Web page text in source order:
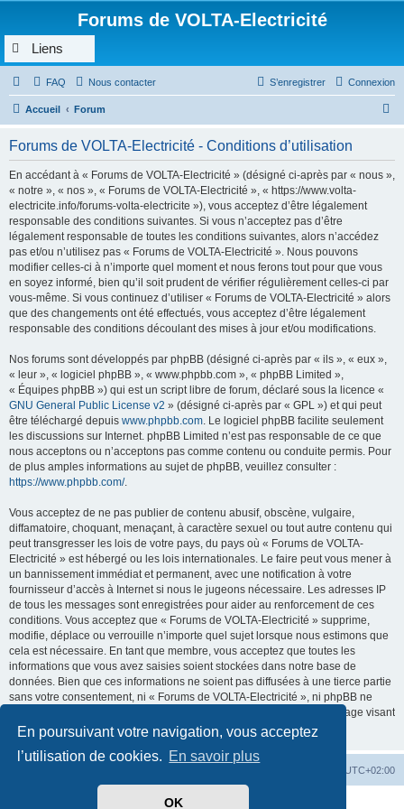
En poursuivant votre navigation, vous acceptez
l’utilisation de cookies. En savoir plus
OK
Forums de VOLTA-Electricité
Liens
FAQ Nous contacter Connexion
S’enregistrer
Accueil Forum
Forums de VOLTA-Electricité - Conditions d’utilisation
En accédant à « Forums de VOLTA-Electricité » (désigné ci-après par « nous »,
« notre », « nos », « Forums de VOLTA-Electricité », « https://www.volta-
electricite.info/forums-volta-electricite »), vous acceptez d’être légalement
responsable des conditions suivantes. Si vous n’acceptez pas d’être
légalement responsable de toutes les conditions suivantes, alors n’accédez
pas et/ou n’utilisez pas « Forums de VOLTA-Electricité ». Nous pouvons
modifier celles-ci à n’importe quel moment et nous ferons tout pour que vous
en soyez informé, bien qu’il soit prudent de vérifier régulièrement celles-ci par
vous-même. Si vous continuez d’utiliser « Forums de VOLTA-Electricité » alors
que des changements ont été effectués, vous acceptez d’être légalement
responsable des conditions découlant des mises à jour et/ou modifications.
Nos forums sont développés par phpBB (désigné ci-après par « ils », « eux »,
« leur », « logiciel phpBB », « www.phpbb.com », « phpBB Limited »,
« Équipes phpBB ») qui est un script libre de forum, déclaré sous la licence «
GNU General Public License v2 » (désigné ci-après par « GPL ») et qui peut
être téléchargé depuis www.phpbb.com. Le logiciel phpBB facilite seulement
les discussions sur Internet. phpBB Limited n’est pas responsable de ce que
nous acceptons ou n’acceptons pas comme contenu ou conduite permis. Pour
de plus amples informations au sujet de phpBB, veuillez consulter :
https://www.phpbb.com/.
Vous acceptez de ne pas publier de contenu abusif, obscène, vulgaire,
diffamatoire, choquant, menaçant, à caractère sexuel ou tout autre contenu qui
peut transgresser les lois de votre pays, du pays où « Forums de VOLTA-
Electricité » est hébergé ou les lois internationales. Le faire peut vous mener à
un bannissement immédiat et permanent, avec une notification à votre
fournisseur d’accès à Internet si nous le jugeons nécessaire. Les adresses IP
de tous les messages sont enregistrées pour aider au renforcement de ces
conditions. Vous acceptez que « Forums de VOLTA-Electricité » supprime,
modifie, déplace ou verrouille n’importe quel sujet lorsque nous estimons que
cela est nécessaire. En tant que membre, vous acceptez que toutes les
informations que vous avez saisies soient stockées dans notre base de
données. Bien que ces informations ne soient pas diffusées à une tierce partie
sans votre consentement, ni « Forums de VOLTA-Electricité », ni phpBB ne
pourront être tenus comme responsables en cas de tentative de piratage visant
à compromettre les données.
UTC+02:00
phpBB ® Forum Software © phpBB Limited